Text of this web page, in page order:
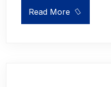
Read More